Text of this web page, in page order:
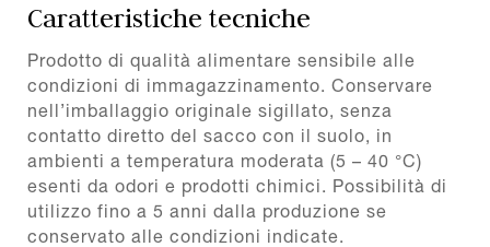
Caratteristiche tecniche
Prodotto di qualità alimentare sensibile alle
condizioni di immagazzinamento. Conservare
nell’imballaggio originale sigillato, senza
contatto diretto del sacco con il suolo, in
ambienti a temperatura moderata (5 – 40 °C)
esenti da odori e prodotti chimici. Possibilità di
utilizzo fino a 5 anni dalla produzione se
conservato alle condizioni indicate.